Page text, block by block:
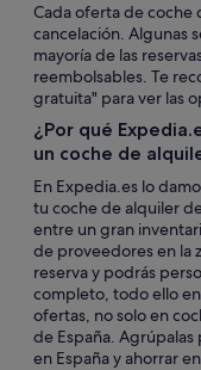
Cada oferta de coche
cancelación. Algunas
mayoría de las
reembolsables. Te
gratuita" para ver las
¿Por qué
un coche de
En Expedia.es lo
tu coche de alquiler
entre un gran
de proveedores en la
reserva y podrás
completo, todo ello
ofertas, no solo en
de España.
en España y ahorrar